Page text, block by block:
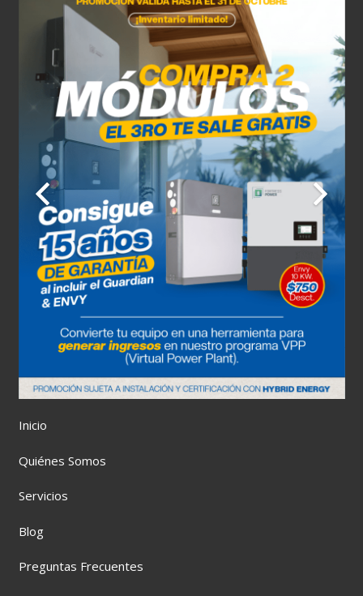
10 de agosto
Lunes 32°C 27°C
11 de agosto
Martes 31°C 27°C
12 de agosto
Miércoles 32°C 26°C
Inicio
Quiénes Somos
Servicios
Blog
Preguntas Frecuentes